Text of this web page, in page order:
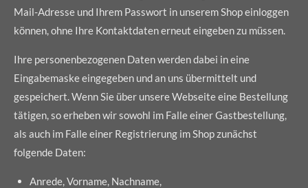
Mail-Adresse und Ihrem Passwort in unserem Shop einloggen
können, ohne Ihre Kontaktdaten erneut eingeben zu müssen.
Ihre personenbezogenen Daten werden dabei in eine
Eingabemaske eingegeben und an uns übermittelt und
gespeichert. Wenn Sie über unsere Webseite eine Bestellung
tätigen, so erheben wir sowohl im Falle einer Gastbestellung,
als auch im Falle einer Registrierung im Shop zunächst
folgende Daten:
Anrede, Vorname, Nachname,